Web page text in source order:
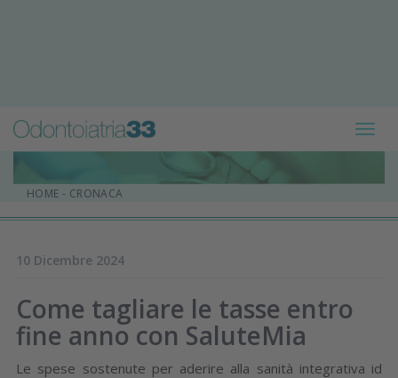
HOME - CRONACA
10 Dicembre 2024
Come tagliare le tasse entro
fine anno con SaluteMia
Le spese sostenute per aderire alla sanità integrativa id